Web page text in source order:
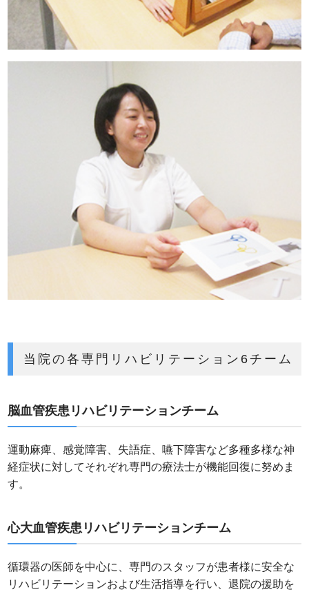
当院の各専門リハビリテーション6チーム
脳血管疾患リハビリテーションチーム
運動麻痺、感覚障害、失語症、嚥下障害など多種多様な神
経症状に対してそれぞれ専門の療法士が機能回復に努めま
す。
心大血管疾患リハビリテーションチーム
循環器の医師を中心に、専門のスタッフが患者様に安全な
リハビリテーションおよび生活指導を行い、退院の援助を